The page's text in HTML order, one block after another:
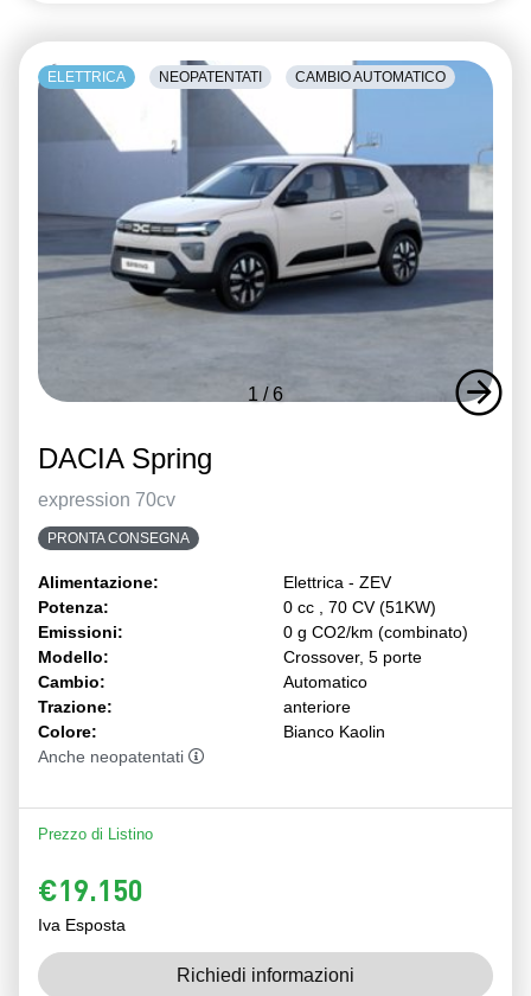
1 /6
ELETTRICA NEOPATENTATI CAMBIO AUTOMATICO
DACIA Spring
expression 70cv
PRONTA CONSEGNA
Alimentazione:
Elettrica - ZEV
Potenza:
0 cc , 70 CV (51KW)
Emissioni:
0 g CO2/km (combinato)
Modello:
Crossover, 5 porte
Cambio:
Automatico
Trazione:
anteriore
Colore:
Bianco Kaolin
Anche neopatentati
Prezzo di Listino
€19.150
Iva Esposta
Richiedi informazioni